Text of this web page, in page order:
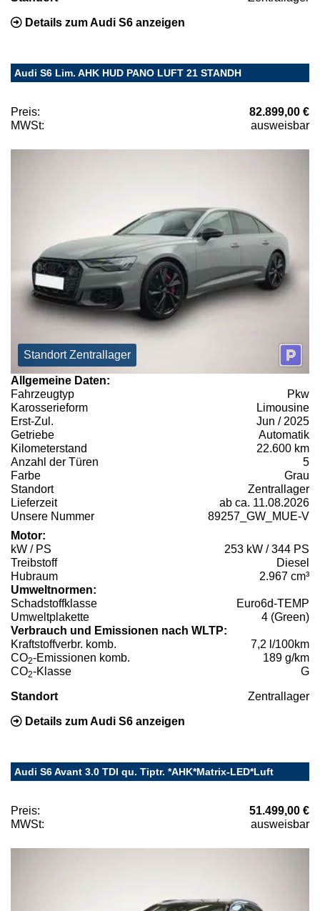
Details zum Audi S6 anzeigen
Audi S6 Lim. AHK HUD PANO LUFT 21 STANDH
Preis:
82.899,00 €
MWSt:
ausweisbar
Standort Zentrallager
Allgemeine Daten:
Fahrzeugtyp
Pkw
Karosserieform
Limousine
Erst-Zul.
Jun / 2025
Getriebe
Automatik
Kilometerstand
22.600 km
Anzahl der Türen
5
Farbe
Grau
Standort
Zentrallager
Lieferzeit
ab ca. 11.08.2026
Unsere Nummer
89257_GW_MUE-V
Motor:
kW / PS
253 kW / 344 PS
Treibstoff
Diesel
Hubraum
2.967 cm³
Umweltnormen:
Schadstoffklasse
Euro6d-TEMP
Umweltplakette
4 (Green)
Verbrauch und Emissionen nach WLTP:
Kraftstoffverbr. komb.
7,2 l/100km
CO2-Emissionen komb.
189 g/km
CO2-Klasse G
Standort Zentrallager
Details zum Audi S6 anzeigen
Audi S6 Avant 3.0 TDI qu. Tiptr. *AHK*Matrix-LED*Luft
Preis:
51.499,00 €
MWSt:
ausweisbar